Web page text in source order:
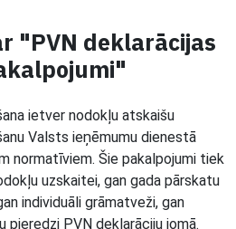
"PVN deklarācijas
ietver nodokļu atskaišu
Valsts ieņēmumu dienestā
normatīviem. Šie pakalpojumi tiek
uzskaitei, gan gada pārskatu
individuāli grāmatveži, gan
pieredzi PVN deklarāciju jomā.